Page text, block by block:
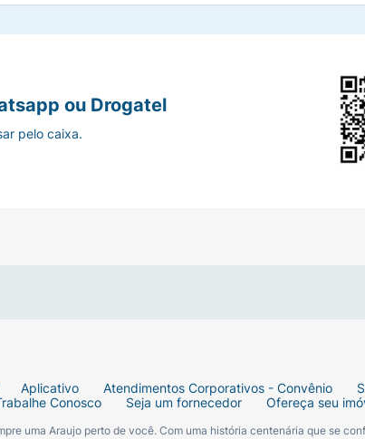
Aplicativo Atendimentos Corporativos - Convênio
Conosco Seja um fornecedor Ofereça seu
uma Araujo perto de você. Com uma história centenária que se
ou Drogatel
pelo caixa.